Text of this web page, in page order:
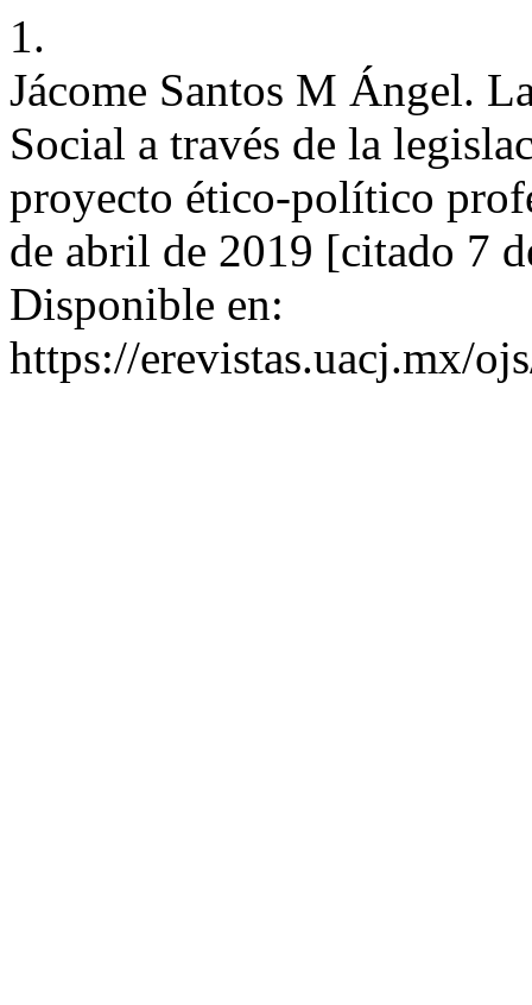
1.
Jácome Santos M Ángel.
Social a través de la
proyecto ético-político
de abril de 2019 [citado 7
Disponible en:
https://erevistas.uacj.mx/